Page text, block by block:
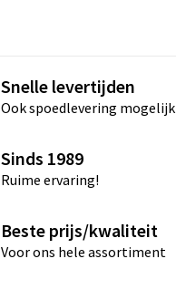
Snelle levertijden
Ook spoedlevering mogelijk
Sinds 1989
Ruime ervaring!
Beste prijs/kwaliteit
Voor ons hele assortiment